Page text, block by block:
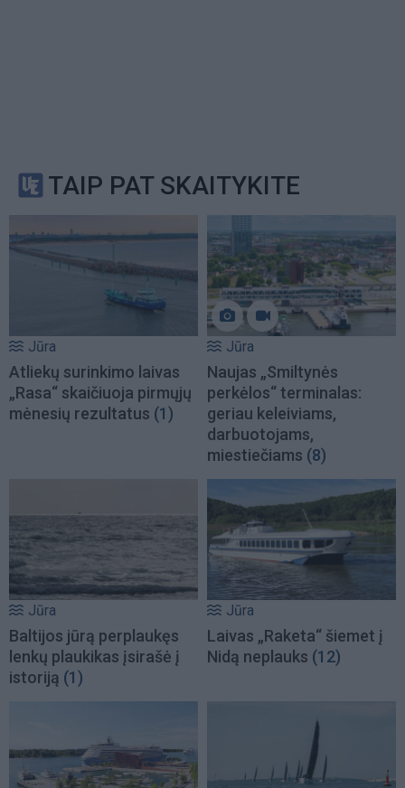
TAIP PAT SKAITYKITE
Jūra
Atliekų surinkimo laivas
„Rasa“ skaičiuoja pirmųjų
mėnesių rezultatus (1)
Jūra
Naujas „Smiltynės
perkėlos“ terminalas:
geriau keleiviams,
darbuotojams,
miestiečiams (8)
Jūra
Baltijos jūrą perplaukęs
lenkų plaukikas įsirašė į
istoriją (1)
Jūra
Laivas „Raketa“ šiemet į
Nidą neplauks (12)